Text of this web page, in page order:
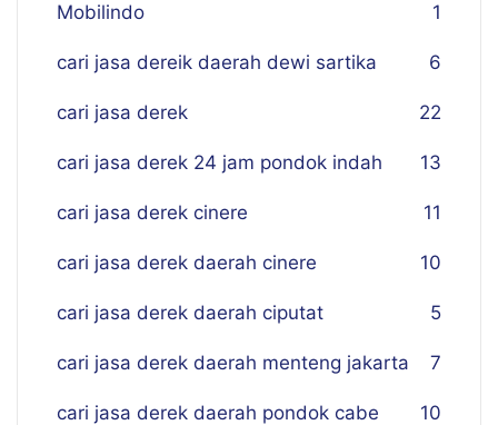
Mobilindo 1
cari jasa dereik daerah dewi sartika 6
cari jasa derek 22
cari jasa derek 24 jam pondok indah 13
cari jasa derek cinere 11
cari jasa derek daerah cinere 10
cari jasa derek daerah ciputat 5
cari jasa derek daerah menteng jakarta 7
cari jasa derek daerah pondok cabe 10